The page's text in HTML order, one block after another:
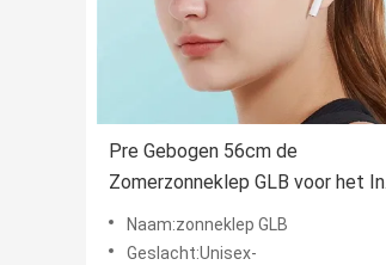
Pre Gebogen 56cm de
Zomerzonneklep GLB voor het In
de schaduw stellen
Naam:zonneklep GLB
Geslacht:Unisex-